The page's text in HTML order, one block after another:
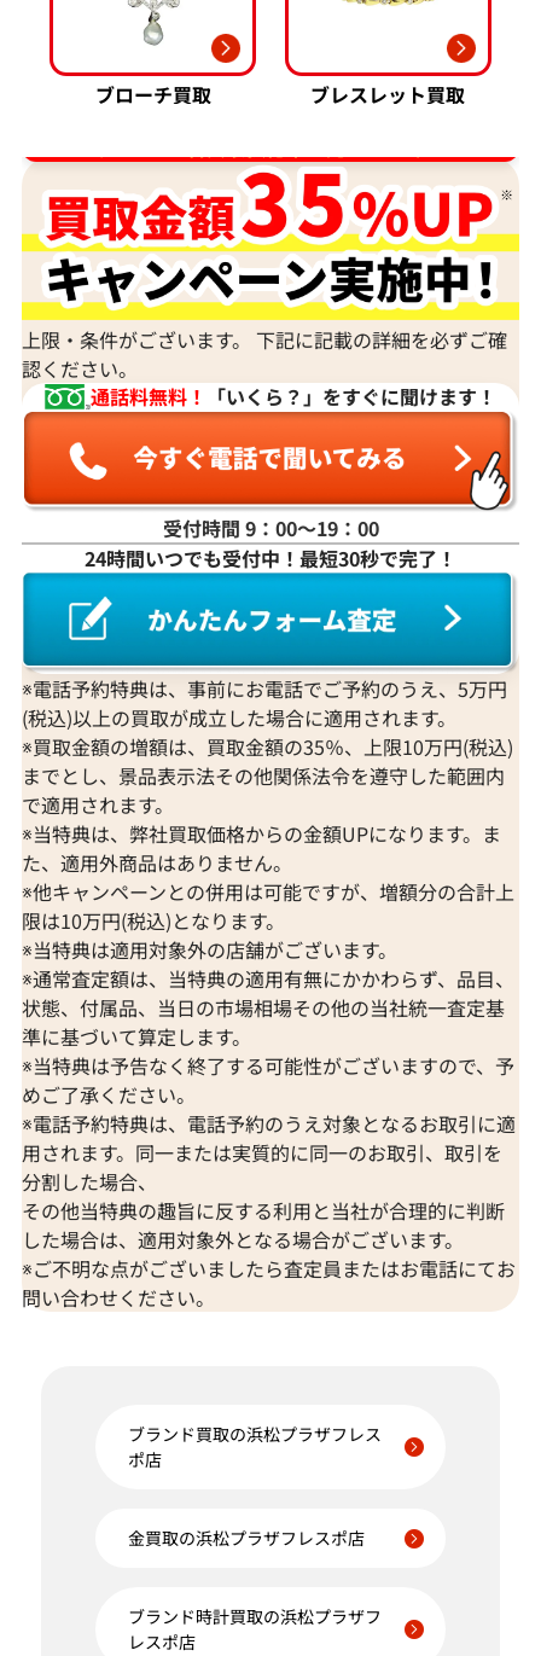
ブローチ買取
ブレスレット買取
上限・条件がございます。 下記に記載の詳細を必ずご確
認ください。
通話料無料！
「いくら？」をすぐに聞けます！
受付時間 9：00〜19：00
24時間いつでも受付中！最短30秒で完了！
※電話予約特典は、事前にお電話でご予約のうえ、5万円
(税込)以上の買取が成立した場合に適用されます。
※買取金額の増額は、買取金額の35％、上限10万円(税込)
までとし、景品表示法その他関係法令を遵守した範囲内
で適用されます。
※当特典は、弊社買取価格からの金額UPになります。ま
た、適用外商品はありません。
※他キャンペーンとの併用は可能ですが、増額分の合計上
限は10万円(税込)となります。
※当特典は適用対象外の店舗がございます。
※通常査定額は、当特典の適用有無にかかわらず、品目、
状態、付属品、当日の市場相場その他の当社統一査定基
準に基づいて算定します。
※当特典は予告なく終了する可能性がございますので、予
めご了承ください。
※電話予約特典は、電話予約のうえ対象となるお取引に適
用されます。同一または実質的に同一のお取引、取引を
分割した場合、
その他当特典の趣旨に反する利用と当社が合理的に判断
した場合は、適用対象外となる場合がございます。
※ご不明な点がございましたら査定員またはお電話にてお
問い合わせください。
ブランド買取の浜松プラザフレス
ポ店
金買取の浜松プラザフレスポ店
ブランド時計買取の浜松プラザフ
レスポ店